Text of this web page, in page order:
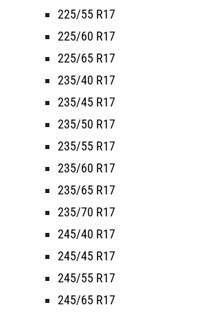
225/55 R17
225/60 R17
225/65 R17
235/40 R17
235/45 R17
235/50 R17
235/55 R17
235/60 R17
235/65 R17
235/70 R17
245/40 R17
245/45 R17
245/55 R17
245/65 R17